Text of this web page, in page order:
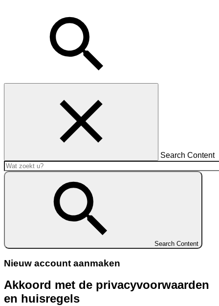
Search Content
Search Content
Nieuw account aanmaken
Akkoord met de privacyvoorwaarden
en huisregels